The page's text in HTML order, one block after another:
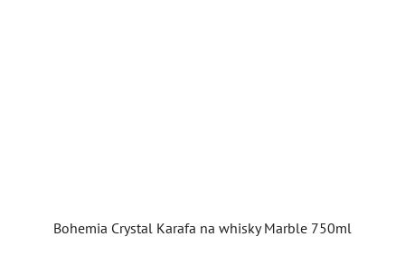
Bohemia Crystal Karafa na whisky Marble 750ml